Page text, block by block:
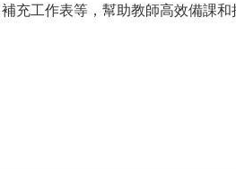
充工作表等，幫助教師高效備課和